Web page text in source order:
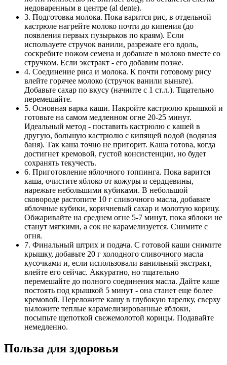
недоваренным в центре (al dente).
3. Подготовка молока. Пока варится рис, в отдельной
кастрюле нагрейте молоко почти до кипения (до
появления первых пузырьков по краям). Если
используете стручок ванили, разрежьте его вдоль,
соскребите ножом семена и добавьте в молоко вместе со
стручком. Если экстракт - его добавим позже.
4. Соединение риса и молока. К почти готовому рису
влейте горячее молоко (стручок ванили выньте).
Добавьте сахар по вкусу (начните с 1 ст.л.). Тщательно
перемешайте.
5. Основная варка каши. Накройте кастрюлю крышкой и
готовьте на самом медленном огне 20-25 минут.
Идеальный метод - поставить кастрюлю с кашей в
другую, большую кастрюлю с кипящей водой (водяная
баня). Так каша точно не пригорит. Каша готова, когда
достигнет кремовой, густой консистенции, но будет
сохранять текучесть.
6. Приготовление яблочного топпинга. Пока варится
каша, очистите яблоко от кожуры и сердцевины,
нарежьте небольшими кубиками. В небольшой
сковороде растопите 10 г сливочного масла, добавьте
яблочные кубики, коричневый сахар и молотую корицу.
Обжаривайте на среднем огне 5-7 минут, пока яблоки не
станут мягкими, а сок не карамелизуется. Снимите с
огня.
7. Финальный штрих и подача. С готовой каши снимите
крышку, добавьте 20 г холодного сливочного масла
кусочками и, если использовали ванильный экстракт,
влейте его сейчас. Аккуратно, но тщательно
перемешайте до полного соединения масла. Дайте каше
постоять под крышкой 5 минут - она станет еще более
кремовой. Переложите кашу в глубокую тарелку, сверху
выложите теплые карамелизированные яблоки,
посыпьте щепоткой свежемолотой корицы. Подавайте
немедленно.
Польза для здоровья